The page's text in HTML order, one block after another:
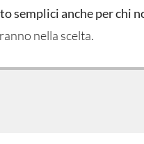
semplici anche per chi
nella scelta.